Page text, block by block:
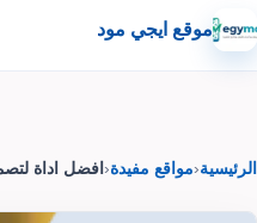
موقع ايجي مود
الرئيسية‹مواقع مفيدة‹ افضل اداة